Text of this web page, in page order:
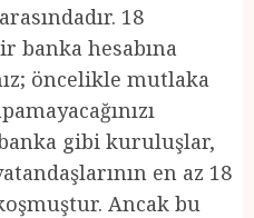
18
banka hesabına
öncelikle mutlaka
gibi kuruluşlar,
en az 18
Ancak bu